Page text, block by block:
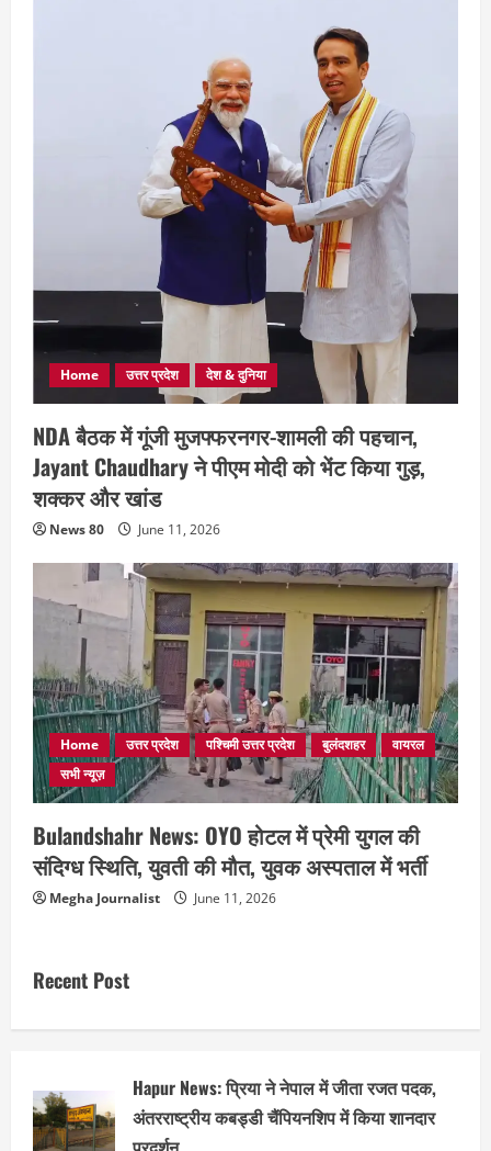
Home उत्तर प्रदेश देश & दुनिया
NDA बैठक में गूंजी मुजफ्फरनगर-शामली की पहचान,
Jayant Chaudhary ने पीएम मोदी को भेंट किया गुड़,
शक्कर और खांड
News 80 June 11, 2026
Home उत्तर प्रदेश पश्चिमी उत्तर प्रदेश बुलंदशहर
वायरल
सभी न्यूज़
Bulandshahr News: OYO होटल में प्रेमी युगल की
संदिग्ध स्थिति, युवती की मौत, युवक अस्पताल में भर्ती
Megha Journalist June 11, 2026
Recent Post
Hapur News: प्रिया ने नेपाल में जीता रजत पदक,
अंतरराष्ट्रीय कबड्डी चैंपियनशिप में किया शानदार